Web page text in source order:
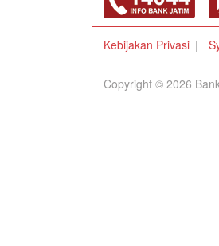
Kebijakan Privasi
Copyright © 2026